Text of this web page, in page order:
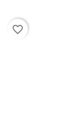
favorite_border